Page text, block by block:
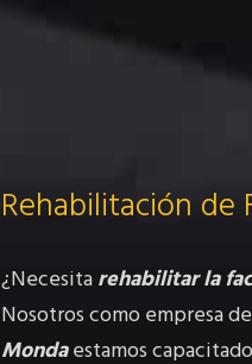
Rehabilitación de
¿Necesitarehabilitar la
Nosotros como empresa de
Mondaestamos